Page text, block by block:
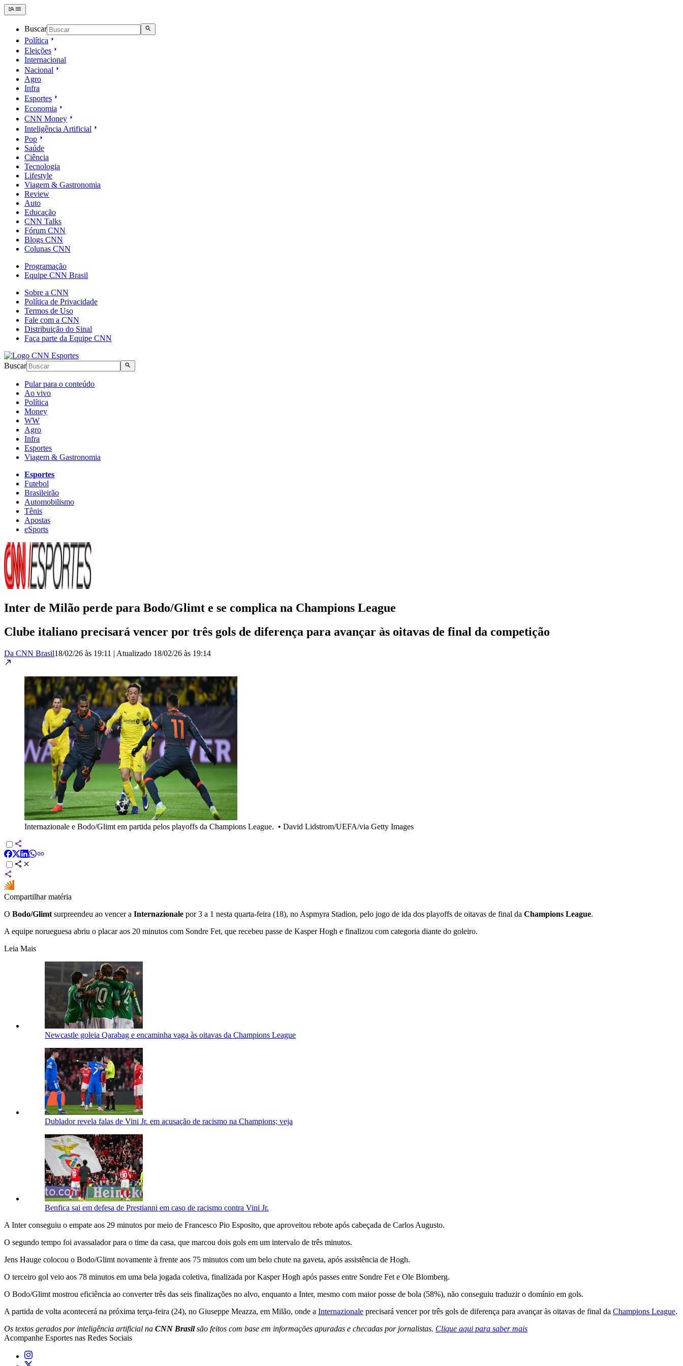
Buscar
Política
Eleições
Internacional
Nacional
Agro
Infra
Esportes
Economia
CNN Money
Inteligência Artificial
Pop
Saúde
Ciência
Tecnologia
Lifestyle
Viagem & Gastronomia
Review
Auto
Educação
CNN Talks
Fórum CNN
Blogs CNN
Colunas CNN
Programação
Equipe CNN Brasil
Sobre a CNN
Política de Privacidade
Termos de Uso
Fale com a CNN
Distribuição do Sinal
Faça parte da Equipe CNN
Buscar
Pular para o conteúdo
Ao vivo
Política
Money
WW
Agro
Infra
Esportes
Viagem & Gastronomia
Esportes
Futebol
Brasileirão
Automobilismo
Tênis
Apostas
eSports
Inter de Milão perde para Bodo/Glimt e se complica na Champions League
Clube italiano precisará vencer por três gols de diferença para avançar às oitavas de final da competição
Da CNN Brasil18/02/26 às 19:11 | Atualizado 18/02/26 às 19:14
Internazionale e Bodo/Glimt em partida pelos playoffs da Champions League. • David Lidstrom/UEFA/via Getty Images
Compartilhar matéria
O Bodo/Glimt surpreendeu ao vencer a Internazionale por 3 a 1 nesta quarta-feira (18), no Aspmyra Stadion, pelo jogo de ida dos playoffs de oitavas de final da Champions League.
A equipe norueguesa abriu o placar aos 20 minutos com Sondre Fet, que recebeu passe de Kasper Hogh e finalizou com categoria diante do goleiro.
Leia Mais
Newcastle goleia Qarabag e encaminha vaga às oitavas da Champions League
Dublador revela falas de Vini Jr. em acusação de racismo na Champions; veja
Benfica sai em defesa de Prestianni em caso de racismo contra Vini Jr.
A Inter conseguiu o empate aos 29 minutos por meio de Francesco Pio Esposito, que aproveitou rebote após cabeçada de Carlos Augusto.
O segundo tempo foi avassalador para o time da casa, que marcou dois gols em um intervalo de três minutos.
Jens Hauge colocou o Bodo/Glimt novamente à frente aos 75 minutos com um belo chute na gaveta, após assistência de Hogh.
O terceiro gol veio aos 78 minutos em uma bela jogada coletiva, finalizada por Kasper Hogh após passes entre Sondre Fet e Ole Blomberg.
O Bodo/Glimt mostrou eficiência ao converter três das seis finalizações no alvo, enquanto a Inter, mesmo com maior posse de bola (58%), não conseguiu traduzir o domínio em gols.
A partida de volta acontecerá na próxima terça-feira (24), no Giuseppe Meazza, em Milão, onde a Internazionale precisará vencer por três gols de diferença para avançar às oitavas de final da Champions League.
Os textos gerados por inteligência artificial na CNN Brasilsão feitos com base em informações apuradas e checadas por jornalistas. Clique aqui para saber mais
Acompanhe Esportes nas Redes Sociais